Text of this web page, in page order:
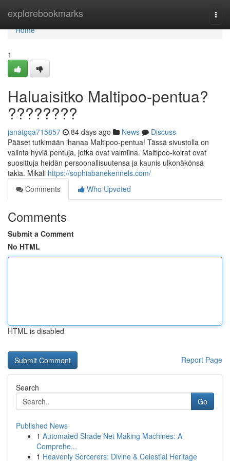
explorebookmarks
Home
Home
1
Haluaisitko Maltipoo-pentua?
????????
janatgqa715857 84 days ago News
Discuss
Pääset tutkimään ihanaa Maltipoo-pentua! Tässä sivustolla on
valinta hyviä pentuja, jotka ovat valmiina. Maltipoo-koirat ovat
suosittuja heidän persoonallisuutensa ja kaunis ulkonäkönsä
takia. Mikäli https://sophiabanekennels.com/
Comments
Who Upvoted
Comments
Submit a Comment
No HTML
HTML is disabled
Report Page
Search
Go
Published News
1 Automated Shade Net Making Machines: A
Comprehe...
1 Heavenly Sorcerers: Divine & Celestial Heritage